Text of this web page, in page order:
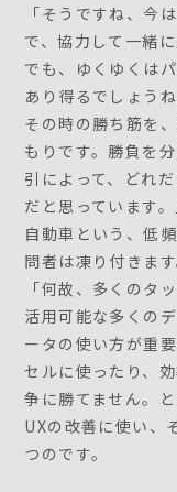
「そうですね、今
で、協力して一緒
でも、ゆくゆくは
あり得るでしょうね
その時の勝ち筋を
もりです。勝負を
引によって、どれ
だと思っています。
自動車という、低
問者は凍り付きま
「何故、多くのタ
活用可能な多くの
ータの使い方が重
セルに使ったり、
争に勝てません。
UXの改善に使い、
つのです。